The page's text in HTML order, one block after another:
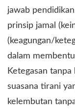
jawab
prinsip jamal
(keagungan/
dalam
Ketegasan
suasana tirani
kelembutan